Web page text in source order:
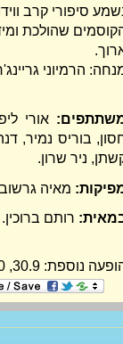
סיפורי קרב
שהולכת
הרמיוני
בוריס נמיר,
ניר שרון.
מאיה
רותם ברוכין.
נוספת: 30.9, 22:00.